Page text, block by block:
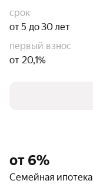
срок
от 5 до 30 лет
первый взнос
от 20,1%
от 6%
Семейная ипотека